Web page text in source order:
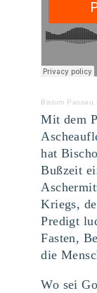
Bistum Passau ·
Mit dem
hat
Bußzeit
Kriegs,
Predigt
Fasten,
die
Wo sei